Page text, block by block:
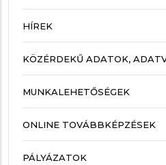
HÍREK
KÖZÉRDEKŰ ADATOK,
MUNKALEHETŐSÉGEK
ONLINE TOVÁBBKÉPZÉSEK
PÁLYÁZATOK